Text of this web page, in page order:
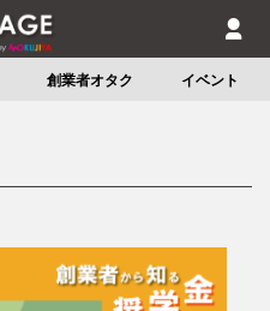
創業者オタク イベント